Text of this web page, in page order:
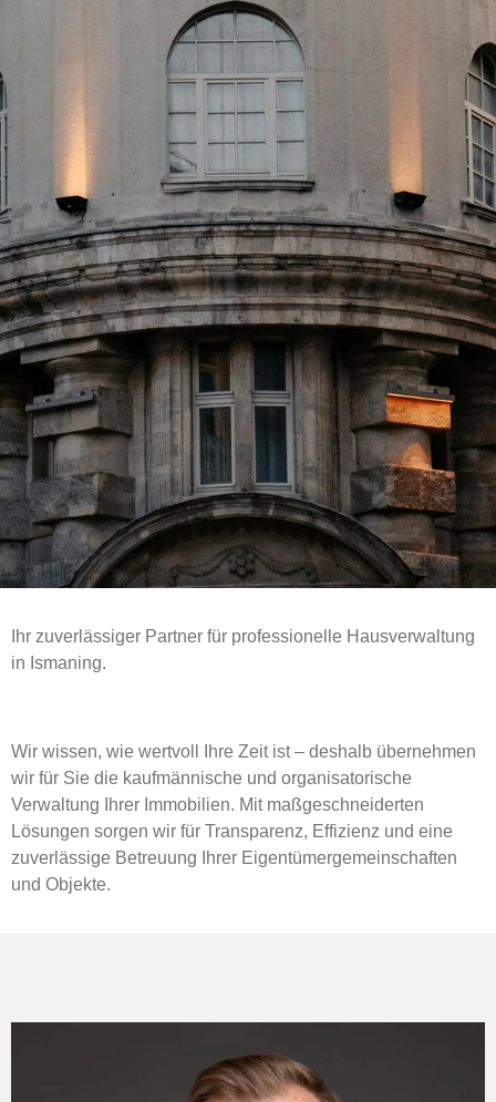
Ihr zuverlässiger Partner für professionelle Hausverwaltung
in Ismaning.
Wir wissen, wie wertvoll Ihre Zeit ist – deshalb übernehmen
wir für Sie die kaufmännische und organisatorische
Verwaltung Ihrer Immobilien. Mit maßgeschneiderten
Lösungen sorgen wir für Transparenz, Effizienz und eine
zuverlässige Betreuung Ihrer Eigentümergemeinschaften
und Objekte.